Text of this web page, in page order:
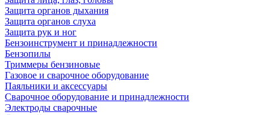
Защита органов дыхания
Защита органов слуха
Защита рук и ног
Бензоинструмент и принадлежности
Бензопилы
Триммеры бензиновые
Газовое и сварочное оборудование
Паяльники и аксессуары
Сварочное оборудование и принадлежности
Электроды сварочные